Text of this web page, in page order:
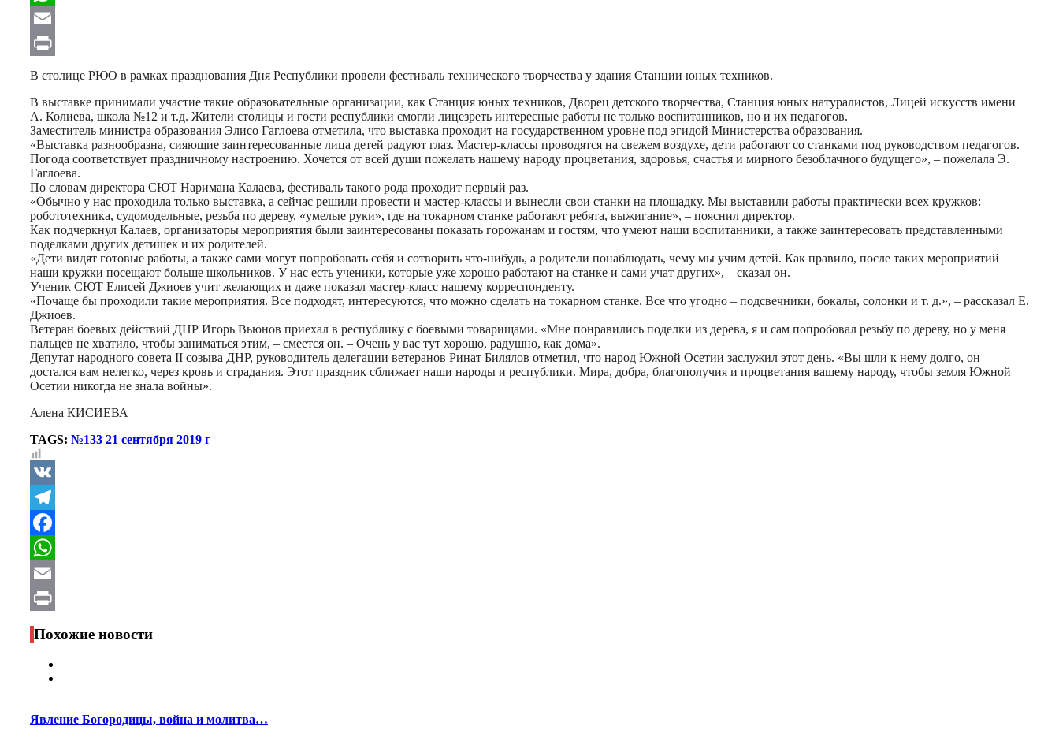
WhatsApp
Email
Print
В столице РЮО в рамках празднования Дня Республики провели фестиваль технического творчества у здания Станции юных техников.
В выставке принимали участие такие образовательные организации, как Станция юных техников, Дворец детского творчества, Станция юных натуралистов, Лицей искусств имени
А. Колиева, школа №12 и т.д. Жители столицы и гости республики смогли лицезреть интересные работы не только воспитанников, но и их педагогов.
Заместитель министра образования Элисо Гаглоева отметила, что выставка проходит на государственном уровне под эгидой Министерства образования.
«Выставка разнообразна, сияющие заинтересованные лица детей радуют глаз. Мастер-классы проводятся на свежем воздухе, дети работают со станками под руководством педагогов.
Погода соответствует праздничному настроению. Хочется от всей души пожелать нашему народу процветания, здоровья, счастья и мирного безоблачного будущего», – пожелала Э.
Гаглоева.
По словам директора СЮТ Наримана Калаева, фестиваль такого рода проходит первый раз.
«Обычно у нас проходила только выставка, а сейчас решили провести и мастер-классы и вынесли свои станки на площадку. Мы выставили работы практически всех кружков:
робототехника, судомодельные, резьба по дереву, «умелые руки», где на токарном станке работают ребята, выжигание», – пояснил директор.
Как подчеркнул Калаев, организаторы мероприятия были заинтересованы показать горожанам и гостям, что умеют наши воспитанники, а также заинтересовать представленными
поделками других детишек и их родителей.
«Дети видят готовые работы, а также сами могут попробовать себя и сотворить что-нибудь, а родители понаблюдать, чему мы учим детей. Как правило, после таких мероприятий
наши кружки посещают больше школьников. У нас есть ученики, которые уже хорошо работают на станке и сами учат других», – сказал он.
Ученик СЮТ Елисей Джиоев учит желающих и даже показал мастер-класс нашему корреспонденту.
«Почаще бы проходили такие мероприятия. Все подходят, интересуются, что можно сделать на токарном станке. Все что угодно – подсвечники, бокалы, солонки и т. д.», – рассказал Е.
Джиоев.
Ветеран боевых действий ДНР Игорь Вьюнов приехал в республику с боевыми товарищами. «Мне понравились поделки из дерева, я и сам попробовал резьбу по дереву, но у меня
пальцев не хватило, чтобы заниматься этим, – смеется он. – Очень у вас тут хорошо, радушно, как дома».
Депутат народного совета II созыва ДНР, руководитель делегации ветеранов Ринат Билялов отметил, что народ Южной Осетии заслужил этот день. «Вы шли к нему долго, он
достался вам нелегко, через кровь и страдания. Этот праздник сближает наши народы и республики. Мира, добра, благополучия и процветания вашему народу, чтобы земля Южной
Осетии никогда не знала войны».
Алена КИСИЕВА
TAGS: №133 21 сентября 2019 г
VK
Telegram
Facebook
WhatsApp
Email
Print
Похожие новости
Явление Богородицы, война и молитва…